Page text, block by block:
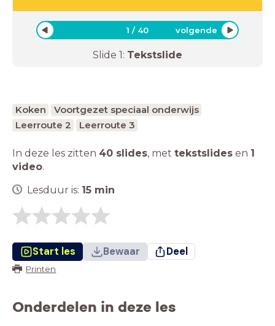
1 / 40 volgende
Slide 1: Tekstslide
Koken
Voortgezet speciaal onderwijs
Leerroute 2
Leerroute 3
In deze les zitten 40 slides, met tekstslides en 1
video.
Lesduur is: 15 min
Start les Bewaar Deel
Printen
Onderdelen in deze les